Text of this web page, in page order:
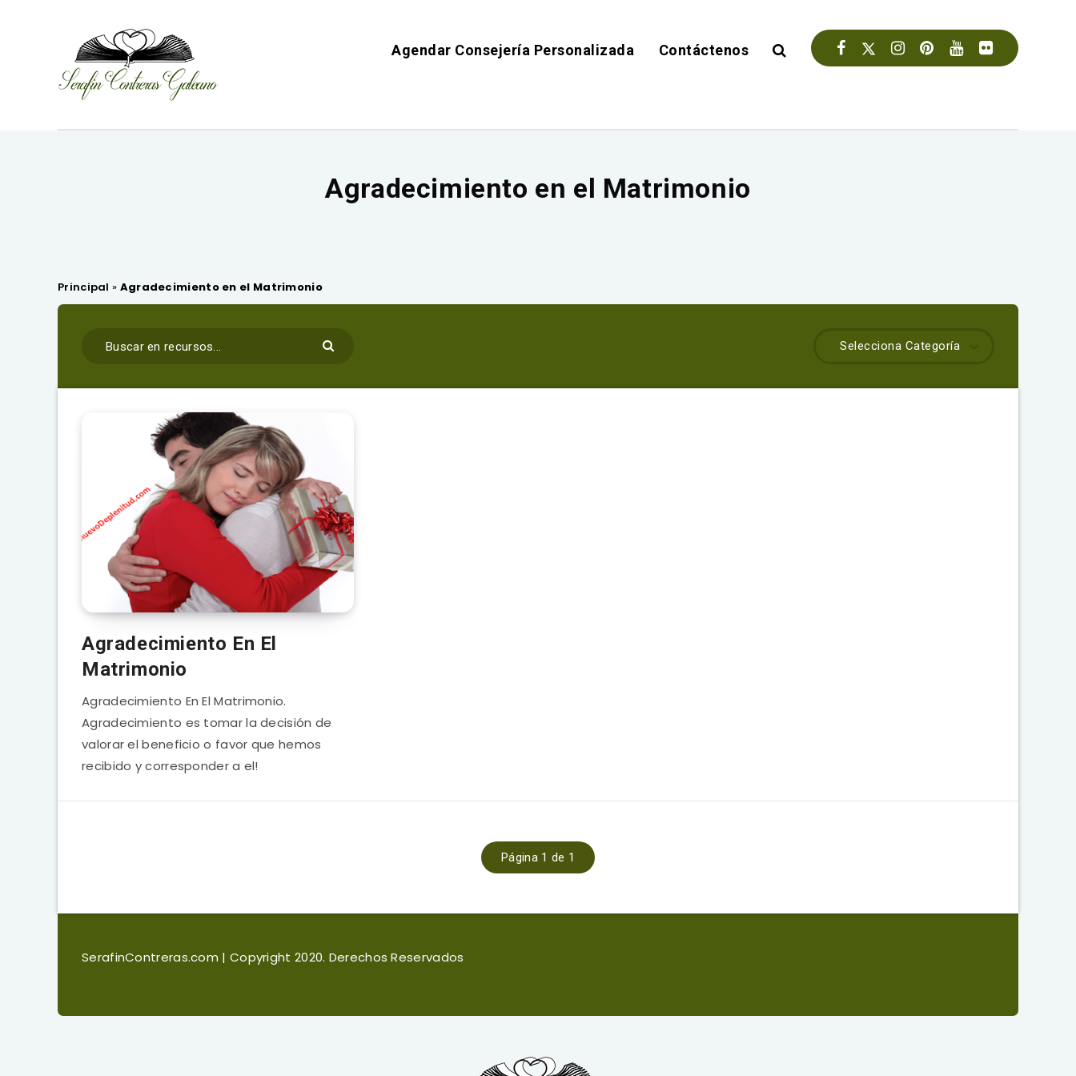
Agendar Consejería Personalizada Contáctenos
Agradecimiento en el Matrimonio
Principal » Agradecimiento en el Matrimonio
Selecciona Categoría
Agradecimiento En El
Matrimonio
Agradecimiento En El Matrimonio.
Agradecimiento es tomar la decisión de
valorar el beneficio o favor que hemos
recibido y corresponder a el!
Página 1 de 1
SerafinContreras.com | Copyright 2020. Derechos Reservados